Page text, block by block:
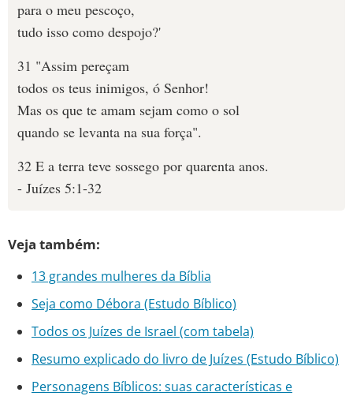
para o meu pescoço,
tudo isso como despojo?'
31 "Assim pereçam
todos os teus inimigos, ó Senhor!
Mas os que te amam sejam como o sol
quando se levanta na sua força".
32 E a terra teve sossego por quarenta anos.
- Juízes 5:1-32
Veja também:
13 grandes mulheres da Bíblia
Seja como Débora (Estudo Bíblico)
Todos os Juízes de Israel (com tabela)
Resumo explicado do livro de Juízes (Estudo Bíblico)
Personagens Bíblicos: suas características e